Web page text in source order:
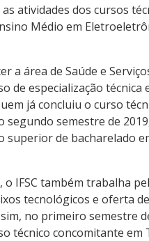
atividades dos cursos
Médio em
a área de Saúde e
de especialização técnica
já concluiu o curso
segundo semestre de
superior de bacharelado
IFSC também trabalha
tecnológicos e oferta
no primeiro semestre
técnico concomitante em